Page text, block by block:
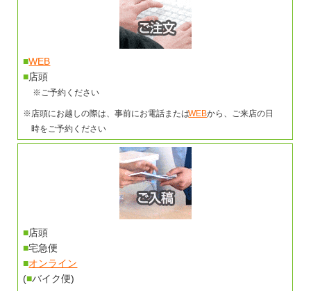
■WEB
■店頭
※ご予約ください
※店頭にお越しの際は、事前にお電話またはWEBから、ご来店の日
時をご予約ください
■店頭
■宅急便
■オンライン
(■バイク便)